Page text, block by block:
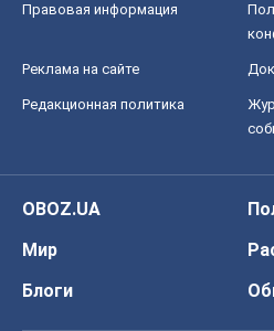
Правовая информация
Реклама на сайте
Редакционная политика
OBOZ.UA
Мир
Блоги